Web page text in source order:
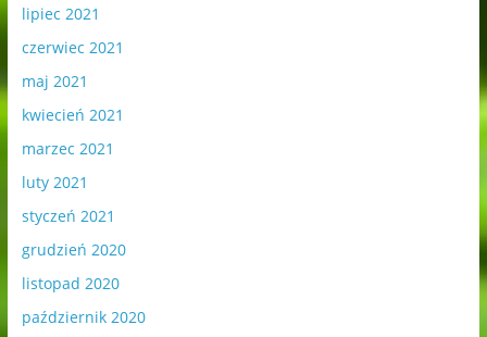
lipiec 2021
czerwiec 2021
maj 2021
kwiecień 2021
marzec 2021
luty 2021
styczeń 2021
grudzień 2020
listopad 2020
październik 2020